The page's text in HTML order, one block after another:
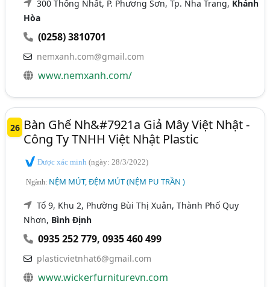
300 Thống Nhất, P. Phương Sơn, Tp. Nha Trang, Khánh
Hòa
(0258) 3810701
nemxanh.com@gmail.com
www.nemxanh.com/
26 Bàn Ghế Nh&#7921a Giả Mây Việt Nhật -
Công Ty TNHH Việt Nhật Plastic
Được xác minh(ngày: 28/3/2022)
Ngành: NỆM MÚT, ĐỆM MÚT (NỆM PU TRẦN )
Tổ 9, Khu 2, Phường Bùi Thị Xuân, Thành Phố Quy
Nhơn, Bình Định
0935 252 779,0935 460 499
plasticvietnhat6@gmail.com
www.wickerfurniturevn.com